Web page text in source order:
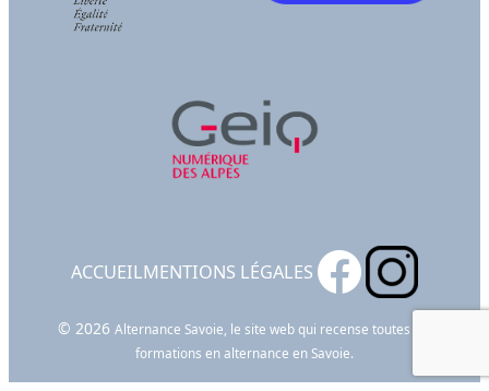
ACCUEILMENTIONS LÉGALES
© 2026 Alternance Savoie, le site web qui recense toutes les
formations en alternance en Savoie.